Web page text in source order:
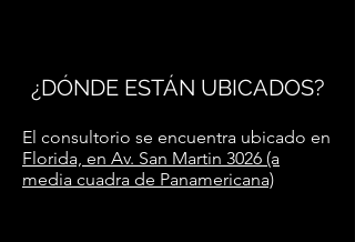
¿DÓNDE ESTÁN UBICADOS?
El consultorio se encuentra ubicado en
Florida, en Av. San Martin 3026 (a
media cuadra de Panamericana)